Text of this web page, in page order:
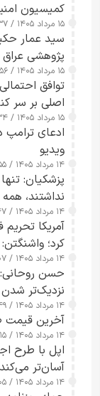
کمیسیون
۱۵ مرداد ۱۴۰۵ / ۱۹:۳۷
سید عمار
پژوهشی عراق
۱۵ مرداد ۱۴۰۵ / ۱۲:۵۶
توافق
اصلی بر سر
۱۵ مرداد ۱۴۰۵ / ۰۸:۳۴
ادعای ترامپ
ویدیو
۱۴ مرداد ۱۴۰۵ / ۲۲:۵۵
پزشکیان:
نداشتند،
۱۴ مرداد ۱۴۰۵ / ۱۹:۴۷
آمریکا تحریم
کرد؛
۱۴ مرداد ۱۴۰۵ / ۱۹:۰۷
حسن
نزدیک‌تر
۱۴ مرداد ۱۴۰۵ / ۱۵:۴۹
آخرین قیمت طلا و
۱۴ مرداد ۱۴۰۵ / ۱۲:۱۵
اپل با طرح
آسان‌تر می‌کند
۱۴ مرداد ۱۴۰۵ / ۱۰:۰۵